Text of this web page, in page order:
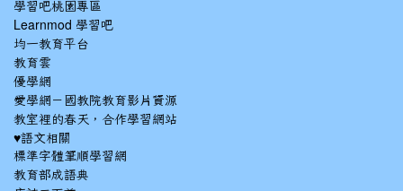
學習吧桃園專區
Learnmod 學習吧
均一教育平台
教育雲
優學網
愛學網－國教院教育影片資源
教室裡的春天，合作學習網站
♥語文相關
標準字體筆順學習網
教育部成語典